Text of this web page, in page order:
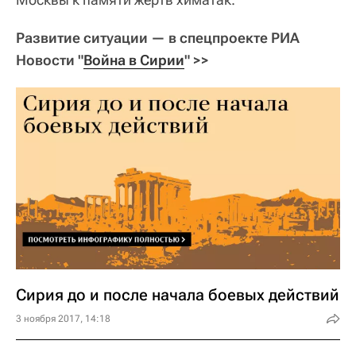
Развитие ситуации — в спецпроекте РИА
Новости "Война в Сирии" >>
Сирия до и после начала боевых действий
3 ноября 2017, 14:18